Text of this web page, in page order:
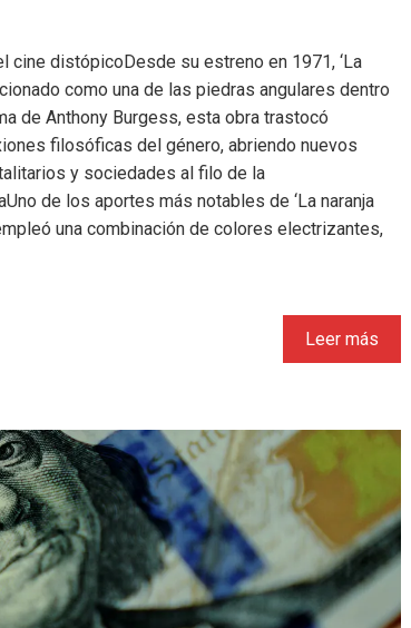
cine distópicoDesde su estreno en 1971, ‘La
como una de las piedras angulares dentro
de Anthony Burgess, esta obra trastocó
filosóficas del género, abriendo nuevos
y sociedades al filo de la
de los aportes más notables de ‘La naranja
una combinación de colores electrizantes,
Leer más